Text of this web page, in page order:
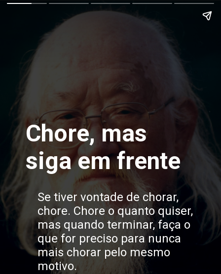
Chore, mas
siga em frente
Se tiver vontade de chorar,
chore. Chore o quanto quiser,
mas quando terminar, faça o
que for preciso para nunca
mais chorar pelo mesmo
motivo.